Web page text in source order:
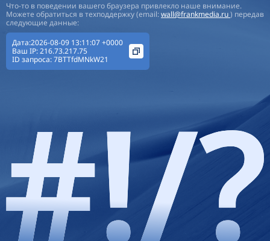
Что-то в поведении вашего браузера привлекло наше внимание.
Можете обратиться в техподдержку (email:wall@frankmedia.ru) передав
следующие данные:
Дата:2026-08-09 13:11:07 +0000
Ваш IP:216.73.217.75
ID запроса:7BTTfdMNkW21